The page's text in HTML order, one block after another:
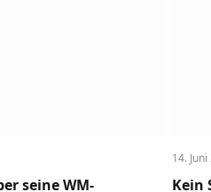
seine WM-
14.
Kein